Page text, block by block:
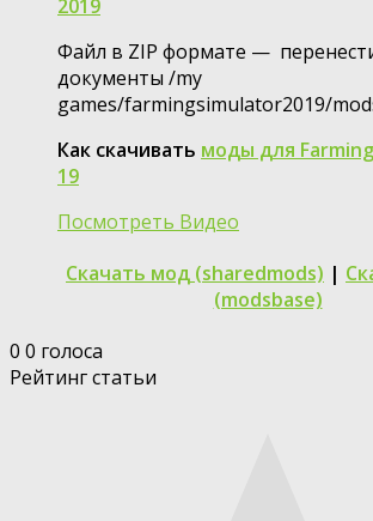
2019
Файл в ZIP формате —
документы /my
games/farmingsimulator2019/
Как скачивать моды для
19
Посмотреть Видео
Скачать мод (sharedmods) |
(modsbase)
0 0 голоса
Рейтинг статьи